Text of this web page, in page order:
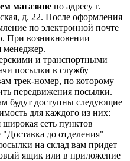
магазине по адресу г.
д. 22. После оформления
по электронной почте
При возникновении
менеджер.
и транспортными
посылки в службу
трек-номер, по которому
передвижения посылки.
будут доступны следующие
для каждого из них:
широкая сеть пунктов
до отделения"
на склад вам придет
ящик или в приложение